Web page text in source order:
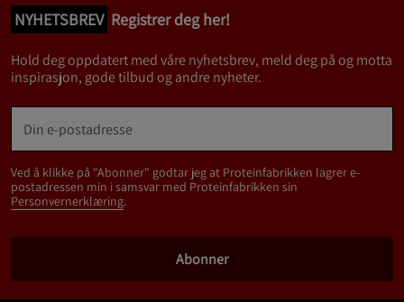
NYHETSBREV Registrer deg her!
Hold deg oppdatert med våre nyhetsbrev, meld deg på og motta
inspirasjon, gode tilbud og andre nyheter.
Ved å klikke på "Abonner" godtar jeg at Proteinfabrikken lagrer e-
postadressen min i samsvar med Proteinfabrikken sin
Personvernerklæring.
Abonner